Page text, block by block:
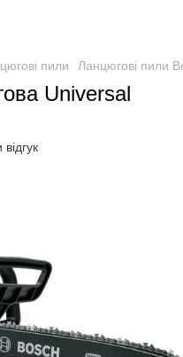
пили Ланцюгові пили
Universal